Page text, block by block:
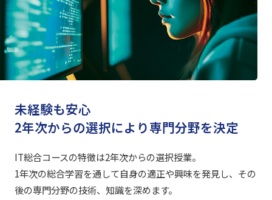
未経験も安心
2年次からの選択により専門分野を決定
IT総合コースの特徴は2年次からの選択授業。
1年次の総合学習を通して自身の適正や興味を発見し、その
後の専門分野の技術、知識を深めます。